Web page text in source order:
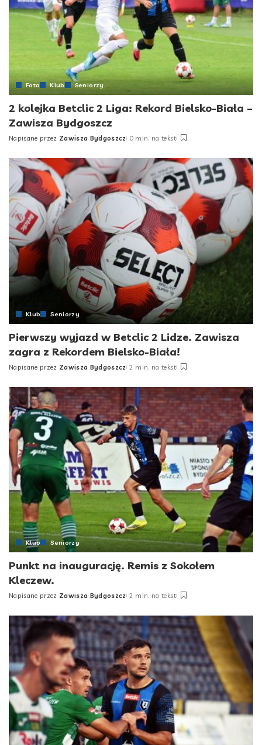
Foto Klub Seniorzy
2 kolejka Betclic 2 Liga: Rekord Bielsko-Biała –
Zawisza Bydgoszcz
Posted
Napisane przez Zawisza Bydgoszcz 0 min. na tekst
Klub Seniorzy
Pierwszy wyjazd w Betclic 2 Lidze. Zawisza
zagra z Rekordem Bielsko-Biała!
Posted
Napisane przez Zawisza Bydgoszcz 2 min. na tekst
Klub Seniorzy
Punkt na inaugurację. Remis z Sokołem
Kleczew.
Posted
Napisane przez Zawisza Bydgoszcz 2 min. na tekst